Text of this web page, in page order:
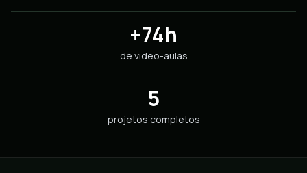
+74h
de video-aulas
5
projetos completos